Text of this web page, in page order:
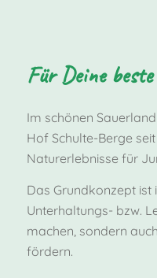
Für Deine
Im schönen
Hof Schulte-Berge
Naturerlebnisse für
Das Grundkonzept ist
Unterhaltungs- bzw.
machen, sondern
fördern.